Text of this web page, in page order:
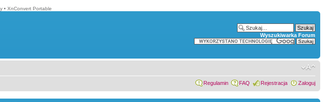
• XnConvert Portable
Wyszukiwarka Forum
Regulamin FAQ Rejestracja Zaloguj